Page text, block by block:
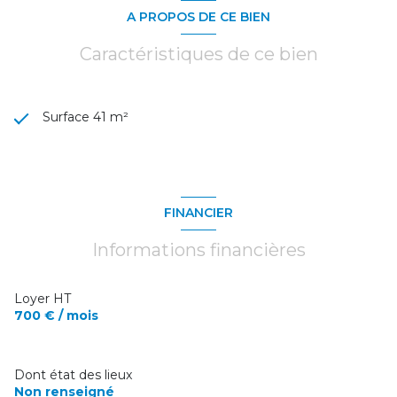
A PROPOS DE CE BIEN
Caractéristiques de ce bien
Surface 41 m²
FINANCIER
Informations financières
Loyer HT
700 € / mois
Dont état des lieux
Non renseigné